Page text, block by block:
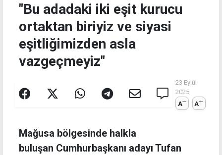
"Bu adadaki iki eşit kurucu
ortaktan biriyiz ve siyasi
eşitliğimizden asla
vazgeçmeyiz"
23 Eylül
2025
A
A
Mağusa bölgesinde halkla
buluşan Cumhurbaşkanı adayı Tufan